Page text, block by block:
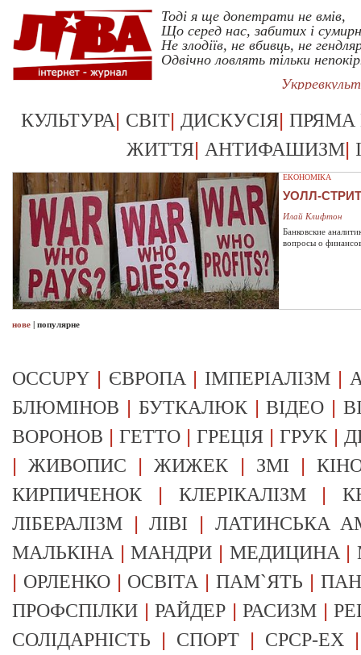
Тоді я ще допетрати не вмів,
Що серед нас, забитих і
Не злодіїв, не вбивць, не
Одвічно ловлять тільки
КУЛЬТУРА| СВІТ| ДИСКУСІЯ| ПРЯМА
ЖИТТЯ| АНТИФАШИЗМ|
ЕКОНОМІКА
УОЛЛ-
Илай Клифтон
Банковские
вопросы о
нове | популярне
OCCUPY | ЄВРОПА | ІМПЕРІАЛІЗМ |
БЛЮМІНОВ | БУТКАЛЮК|ВІДЕО |
ВОРОНОВ |ГЕТТО |ГРЕЦІЯ |ГРУК |
|ЖИВОПИС |ЖИЖЕК | ЗМІ |
КИРПИЧЕНОК | КЛЕРІКАЛІЗМ|
ЛІБЕРАЛІЗМ |ЛІВІ | ЛАТИНСЬКА
МАЛЬКІНА |МАНДРИ | МЕДИЦИНА |
| ОРЛЕНКО| ОСВІТА |ПАМ`ЯТЬ |
ПРОФСПІЛКИ |РАЙДЕР |РАСИЗМ |
СОЛІДАРНІСТЬ | СПОРТ | СРСР-EX